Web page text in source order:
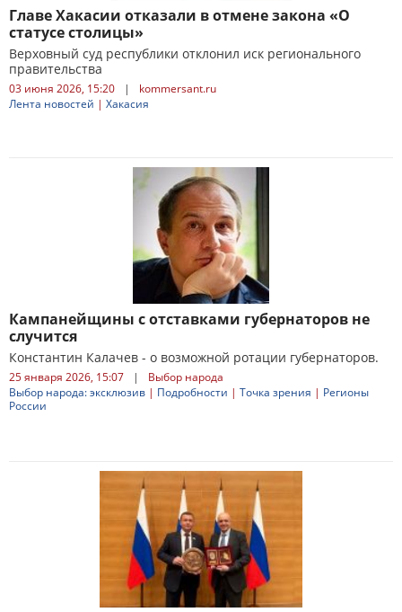
Главе Хакасии отказали в отмене закона «О
статусе столицы»
Верховный суд республики отклонил иск регионального
правительства
03 июня 2026, 15:20 |
kommersant.ru
Лента новостей | Хакасия
Кампанейщины с отставками губернаторов не
случится
Константин Калачев - о возможной ротации губернаторов.
25 января 2026, 15:07 |
Выбор народа
Выбор народа: эксклюзив | Подробности | Точка зрения | Регионы
России